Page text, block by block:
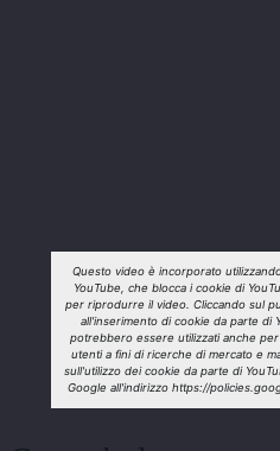
Questo video è incorporato
YouTube, che blocca i cookie di
per riprodurre il video. Cliccando sul
all'inserimento di cookie da parte di
potrebbero essere utilizzati anche
utenti a fini di ricerche di mercato e
sull'utilizzo dei cookie da parte di
Google all'indirizzo https://